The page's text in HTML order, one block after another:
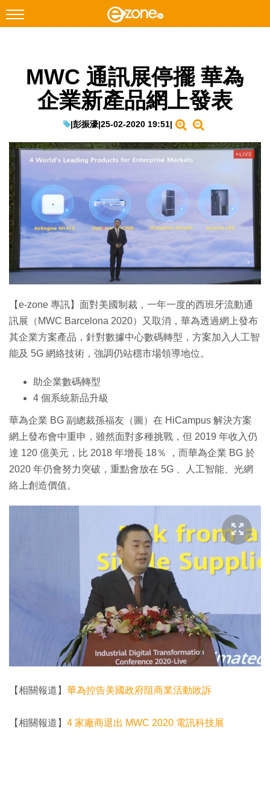
Facebook Instagram
科技焦點
遊戲動漫
教學評測
EduTech
IT Times
生成式AI與雲端應用
Enterprise Digital Transformation
特集
MWC 通訊展停擺 華為
企業新產品網上發表
|彭振濠|25-02-2020 19:51|
【e-zone 專訊】面對美國制裁，一年一度的西班牙流動通
訊展（MWC Barcelona 2020）又取消，華為透過網上發布
其企業方案產品，針對數據中心數碼轉型，方案加入人工智
能及 5G 網絡技術，強調仍站穩市場領導地位。
助企業數碼轉型
4 個系統新品升級
華為企業 BG 副總裁孫福友（圖）在 HiCampus 解決方案
網上發布會中重申，雖然面對多種挑戰，但 2019 年收入仍
達 120 億美元，比 2018 年增長 18％ ，而華為企業 BG 於
2020 年仍會努力突破，重點會放在 5G 、人工智能、光網
絡上創造價值。
【相關報道】 華為控告美國政府阻商業活動敗訴
【相關報道】 4 家廠商退出 MWC 2020 電訊科技展